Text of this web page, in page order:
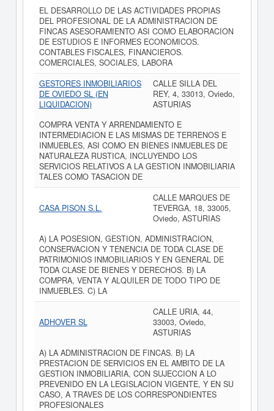
EL DESARROLLO DE LAS ACTIVIDADES PROPIAS
DEL PROFESIONAL DE LA ADMINISTRACION DE
FINCAS ASESORAMIENTO ASI COMO ELABORACION
DE ESTUDIOS E INFORMES ECONOMICOS.
CONTABLES FISCALES, FINANCIEROS.
COMERCIALES, SOCIALES, LABORA
GESTORES INMOBILIARIOS
DE OVIEDO SL (EN
LIQUIDACION)
CALLE SILLA DEL
REY, 4, 33013, Oviedo,
ASTURIAS
COMPRA VENTA Y ARRENDAMIENTO E
INTERMEDIACION E LAS MISMAS DE TERRENOS E
INMUEBLES, ASI COMO EN BIENES INMUEBLES DE
NATURALEZA RUSTICA, INCLUYENDO LOS
SERVICIOS RELATIVOS A LA GESTION INMOBILIARIA
TALES COMO TASACION DE
CASA PISON S.L.
CALLE MARQUES DE
TEVERGA, 18, 33005,
Oviedo, ASTURIAS
A) LA POSESION, GESTION, ADMINISTRACION,
CONSERVACION Y TENENCIA DE TODA CLASE DE
PATRIMONIOS INMOBILIARIOS Y EN GENERAL DE
TODA CLASE DE BIENES Y DERECHOS. B) LA
COMPRA, VENTA Y ALQUILER DE TODO TIPO DE
INMUEBLES. C) LA
ADHOVER SL
CALLE URIA, 44,
33003, Oviedo,
ASTURIAS
A) LA ADMINISTRACION DE FINCAS. B) LA
PRESTACION DE SERVICIOS EN EL AMBITO DE LA
GESTION INMOBILIARIA, CON SUJECCION A LO
PREVENIDO EN LA LEGISLACION VIGENTE, Y EN SU
CASO, A TRAVES DE LOS CORRESPONDIENTES
PROFESIONALES